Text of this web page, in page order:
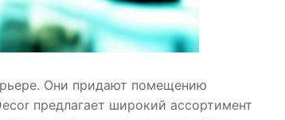
Они придают помещению
предлагает широкий ассортимент